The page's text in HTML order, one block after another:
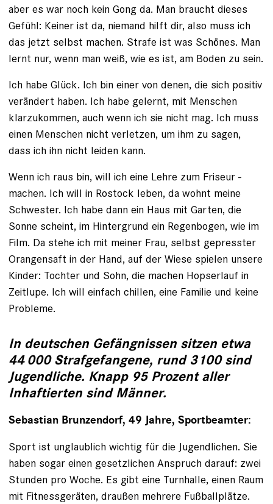
aber es war noch kein Gong da. Man braucht dieses
Gefühl: ­Keiner ist da, niemand hilft dir, also muss ich
das jetzt selbst machen. Strafe ist was Schönes. Man
lernt nur, wenn man weiß, wie es ist, am Boden zu sein.
Ich habe Glück. Ich bin einer von denen, die sich positiv
verändert haben. Ich habe gelernt, mit Menschen
klarzukommen, auch wenn ich sie nicht mag. Ich muss
einen Menschen nicht verletzen, um ihm zu sagen,
dass ich ihn nicht leiden kann.
Wenn ich raus bin, will ich eine Lehre zum Friseur ­
machen. Ich will in Rostock leben, da wohnt meine
Schwes­ter. Ich habe dann ein Haus mit Garten, die
Sonne scheint, im Hintergrund ein Regenbogen, wie im
Film. Da stehe ich mit meiner Frau, selbst gepresster
Orangensaft in der Hand, auf der Wiese spielen unsere
Kinder: Tochter und Sohn, die machen Hopserlauf in
Zeitlupe. Ich will einfach chillen, eine Familie und keine
Probleme.
In deutschen Gefängnissen sitzen etwa
44 000 Strafgefangene, rund 3100 sind
Jugendliche. Knapp 95 Prozent aller
Inhaftierten sind Männer.
Sebastian Brunzendorf, 49 Jahre, Sportbeamter:
Sport ist unglaublich wichtig für die Jugendlichen. Sie
haben sogar einen gesetzlichen Anspruch darauf: zwei
Stunden pro Woche. Es gibt eine Turnhalle, einen Raum
mit Fitnessgeräten, draußen mehrere Fußballplätze.